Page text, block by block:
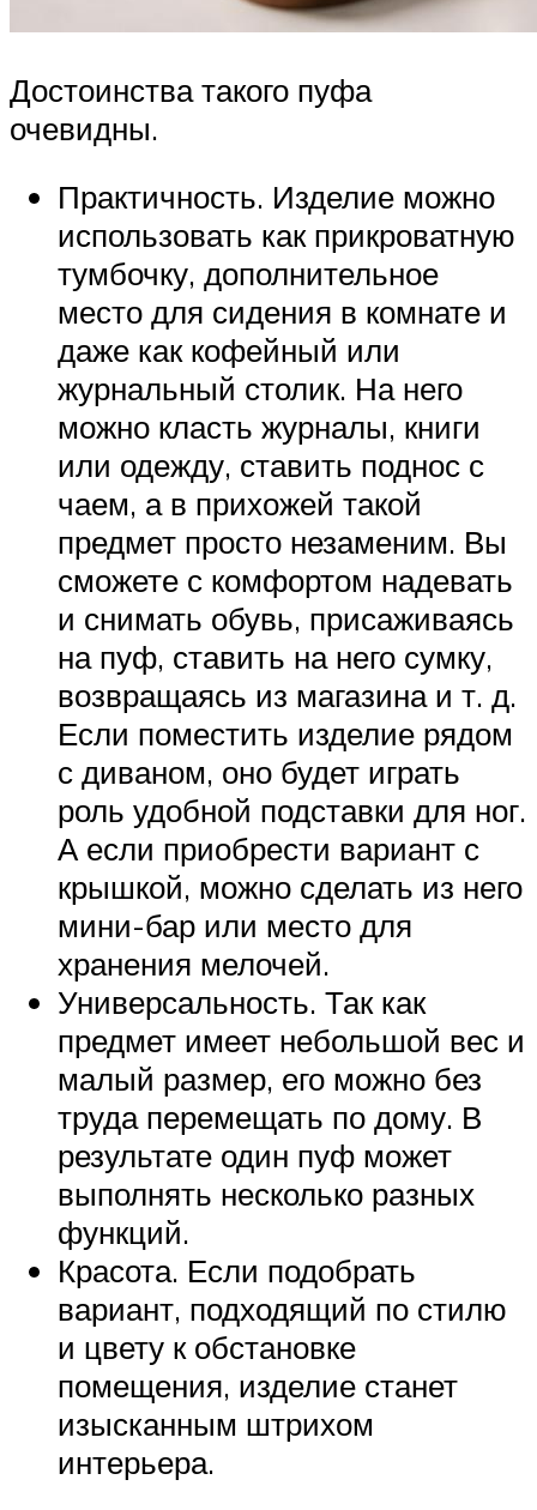
Достоинства такого пуфа
очевидны.
Практичность. Изделие можно
использовать как прикроватную
тумбочку, дополнительное
место для сидения в комнате и
даже как кофейный или
журнальный столик. На него
можно класть журналы, книги
или одежду, ставить поднос с
чаем, а в прихожей такой
предмет просто незаменим. Вы
сможете с комфортом надевать
и снимать обувь, присаживаясь
на пуф, ставить на него сумку,
возвращаясь из магазина и т. д.
Если поместить изделие рядом
с диваном, оно будет играть
роль удобной подставки для ног.
А если приобрести вариант с
крышкой, можно сделать из него
мини-бар или место для
хранения мелочей.
Универсальность. Так как
предмет имеет небольшой вес и
малый размер, его можно без
труда перемещать по дому. В
результате один пуф может
выполнять несколько разных
функций.
Красота. Если подобрать
вариант, подходящий по стилю
и цвету к обстановке
помещения, изделие станет
изысканным штрихом
интерьера.